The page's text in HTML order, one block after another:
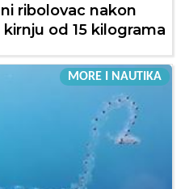
ribolovac nakon
od 15 kilograma
MORE I NAUTIKA